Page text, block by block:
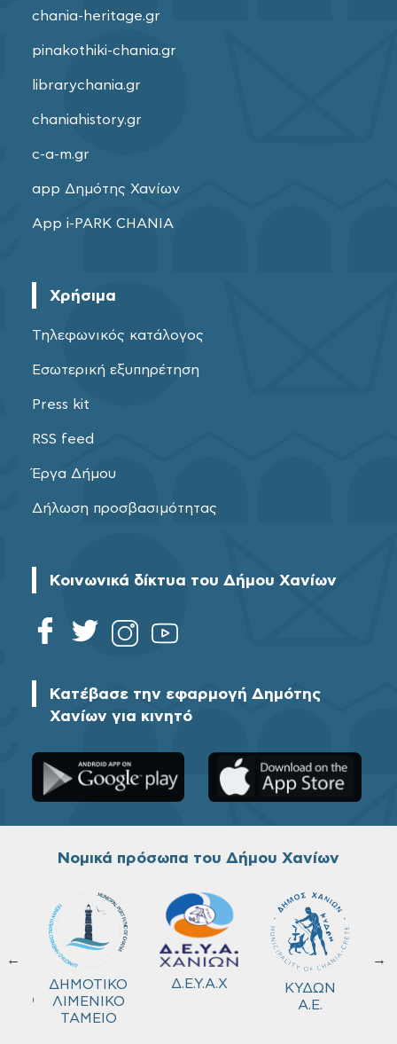
chania-heritage.gr
pinakothiki-chania.gr
librarychania.gr
chaniahistory.gr
c-a-m.gr
app Δημότης Χανίων
App i-PARK CHANIA
Χρήσιμα
Τηλεφωνικός κατάλογος
Εσωτερική εξυπηρέτηση
Press kit
RSS feed
Έργα Δήμου
Δήλωση προσβασιμότητας
Κοινωνικά δίκτυα του Δήμου Χανίων
Κατέβασε την εφαρμογή Δημότης
Χανίων για κινητό
Νομικά πρόσωπα του Δήμου Χανίων
←
ΔΗΜΟΤΙΚΟ
ΛΙΜΕΝΙΚΟ
ΤΑΜΕΙΟ
Δ.Ε.Υ.Α.Χ
ΚΥΔΩΝ
Α.Ε.
→